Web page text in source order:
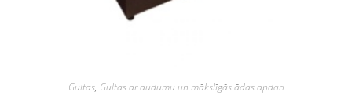
Gultas, Gultas ar audumu un mākslīgās ādas apdari